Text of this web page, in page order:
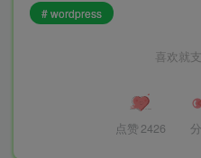
# wordpress
喜欢就
点赞 2426